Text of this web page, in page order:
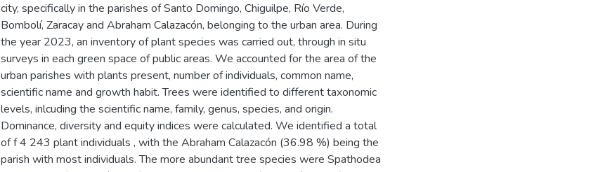
city, specifically in the parishes of Santo Domingo, Chiguilpe, Río Verde,
Bombolí, Zaracay and Abraham Calazacón, belonging to the urban area. During
the year 2023, an inventory of plant species was carried out, through in situ
surveys in each green space of public areas. We accounted for the area of ​​the
urban parishes with plants present, number of individuals, common name,
scientific name and growth habit. Trees were identified to different taxonomic
levels, inlcuding the scientific name, family, genus, species, and origin.
Dominance, diversity and equity indices were calculated. We identified a total
of f 4 243 plant individuals , with the Abraham Calazacón (36.98 %) being the
parish with most individuals. The more abundant tree species were Spathodea